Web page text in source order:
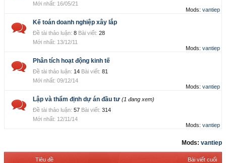
Mods: vantiep
16/05/21
Kế toán doanh nghiệp xây lắp
Đề tài thảo luận: 8 Bài viết: 28
Mods: vantiep
13/12/11
Phân tích hoạt động kinh tế
Đề tài thảo luận: 14 Bài viết: 81
Mods: vantiep
09/12/14
Lập và thẩm định dự án đầu tư (1 đang xem)
Đề tài thảo luận: 57 Bài viết: 314
Mods: vantiep
12/11/14
Mods: vantiep
Tiêu đề Bài viết cuối